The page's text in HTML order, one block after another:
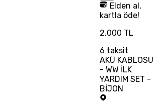
Elden al,
kartla öde!
2.000 TL
6 taksit
AKÜ KABLOSU
- WW İLK
YARDIM SET -
BİJON